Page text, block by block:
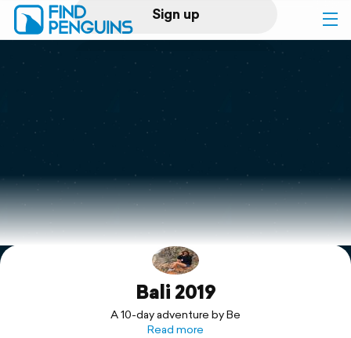
Sign up
Log in
Print a book
Flyover video
Explore
Bali 2019
A 10-day adventure by Be
Read more